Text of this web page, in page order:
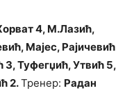
4, М.Лазић,
Мајес, Рајичевић
3, Туфегџић, Утвић 5,
2.Тренер: Радан